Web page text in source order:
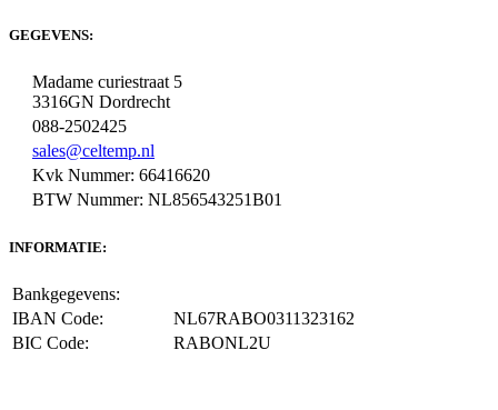
GEGEVENS:
Madame curiestraat 5
3316GN Dordrecht
088-2502425
sales@celtemp.nl
Kvk Nummer: 66416620
BTW Nummer: NL856543251B01
INFORMATIE:
Bankgegevens:
IBAN Code:
NL67RABO0311323162
BIC Code:
RABONL2U